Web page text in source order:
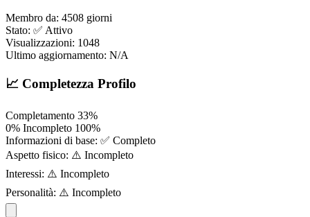
Membro da: 4508 giorni
Stato: ✅ Attivo
Visualizzazioni: 1048
Ultimo aggiornamento: N/A
📈 Completezza Profilo
Completamento 33%
0% Incompleto 100%
Informazioni di base: ✅ Completo
Aspetto fisico: ⚠️ Incompleto
Interessi: ⚠️ Incompleto
Personalità: ⚠️ Incompleto